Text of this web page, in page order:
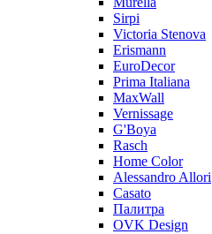
Sirpi
Victoria Stenova
Erismann
EuroDecor
Prima Italiana
MaxWall
Vernissage
G'Boya
Rasch
Home Color
Alessandro Allori
Casato
Палитра
OVK Design